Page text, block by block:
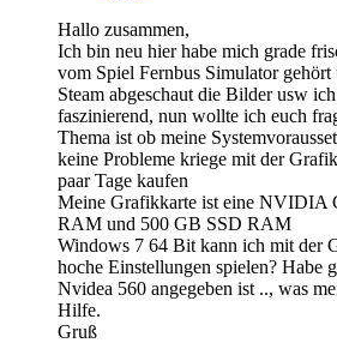
Hallo zusammen,
Ich bin neu hier habe mich grade
vom Spiel Fernbus Simulator gehört
Steam abgeschaut die Bilder usw
faszinierend, nun wollte ich euch
Thema ist ob meine
keine Probleme kriege mit der
paar Tage kaufen
Meine Grafikkarte ist eine NVIDIA
RAM und 500 GB SSD RAM
Windows 7 64 Bit kann ich mit der
hoche Einstellungen spielen? Habe
Nvidea 560 angegeben ist .., was
Hilfe.
Gruß